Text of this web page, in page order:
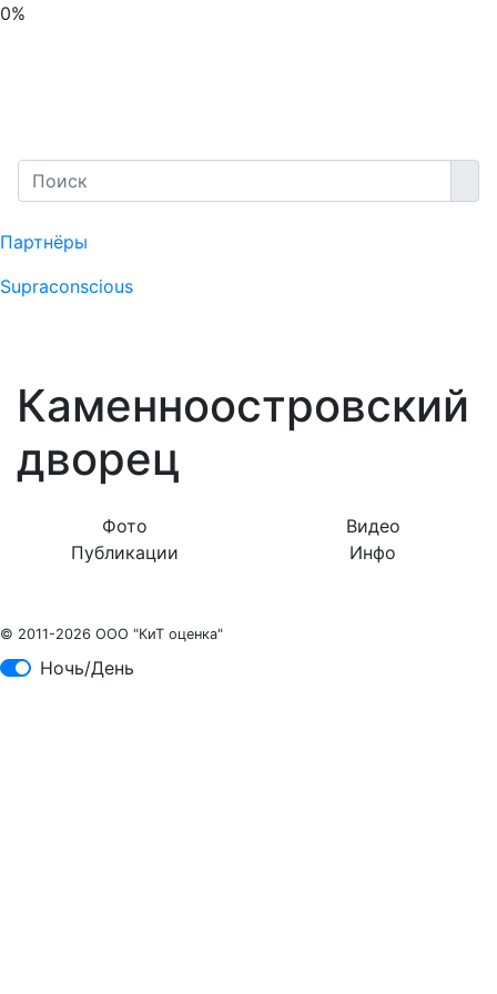
0%
Партнёры
Supraconscious
Каменноостровский
дворец
Фото
Видео
Публикации
Инфо
© 2011-2026 ООО "КиТ оценка"
Ночь/День